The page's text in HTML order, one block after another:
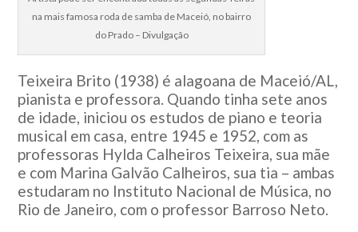
na mais famosa roda de samba de Maceió, no bairro
do Prado – Divulgação
Teixeira Brito (1938) é alagoana de Maceió/AL,
pianista e professora. Quando tinha sete anos
de idade, iniciou os estudos de piano e teoria
musical em casa, entre 1945 e 1952, com as
professoras Hylda Calheiros Teixeira, sua mãe
e com Marina Galvão Calheiros, sua tia – ambas
estudaram no Instituto Nacional de Música, no
Rio de Janeiro, com o professor Barroso Neto.